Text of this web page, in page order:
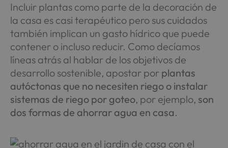
Incluir plantas como parte de la decoración de
la casa es casi terapéutico pero sus cuidados
también implican un gasto hídrico que puede
contener o incluso reducir. Como decíamos
líneas atrás al hablar de los objetivos de
desarrollo sostenible, apostar por plantas
autóctonas que no necesiten riego o instalar
sistemas de riego por goteo, por ejemplo, son
dos formas de ahorrar agua en casa.